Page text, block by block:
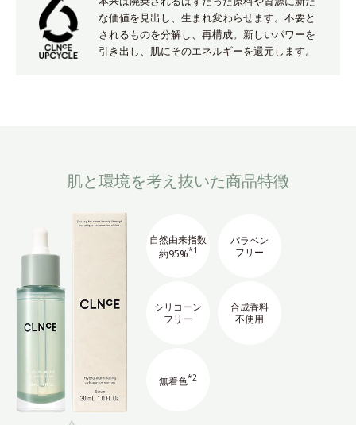
な価値を見出し、 生まれ変わらせます。不要と
されるものを分解し、再構成。 新しいパワーを
引き出し、肌にそのエネルギーを還元します。
肌と環境を考え抜いた商品特徴
自然由来指数
約95%*1
パラベン
フリー
シリコーン
フリー
合成香料
不使用
無着色*2